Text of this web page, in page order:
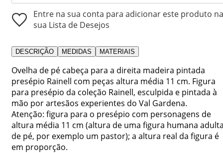
Entre na sua conta para adicionar este produto na
sua Lista de Desejos
DESCRIÇÃO MEDIDAS MATERIAIS
Ovelha de pé cabeça para a direita madeira pintada
presépio Rainell com peças altura média 11 cm. Figura
para presépio da coleção Rainell, esculpida e pintada à
mão por artesãos experientes do Val Gardena.
Atenção: figura para o presépio com personagens de
altura média 11 cm (altura de uma figura humana
de pé, por exemplo um pastor); a altura real da figura é
em proporção.